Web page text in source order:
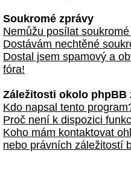
Soukromé zprávy
Nemůžu posílat
Dostávám nechtěné
Dostal jsem spamový a
fóra!
Záležitosti okolo phpBB
Kdo napsal tento
Proč není k dispozici
Koho mám kontaktovat
nebo právních záležitostí